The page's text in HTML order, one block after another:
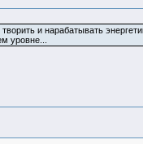
и нарабатывать
уровне...